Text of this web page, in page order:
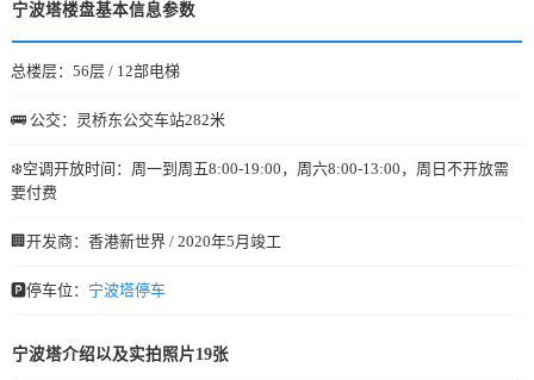
宁波塔楼盘基本信息参数
总楼层：56层 / 12部电梯
🚌 公交：灵桥东公交车站282米
❄️空调开放时间：周一到周五8:00-19:00，周六8:00-13:00，周日不开放需
要付费
🏢开发商：香港新世界 / 2020年5月竣工
🅿️停车位： 宁波塔停车
宁波塔介绍以及实拍照片19张